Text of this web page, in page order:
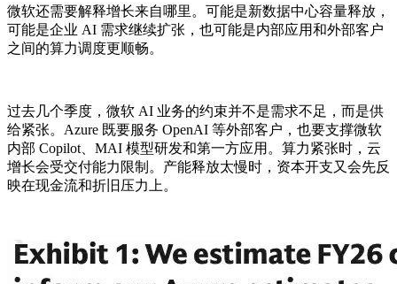
微软还需要解释增长来自哪里。可能是新数据中心容量释放，
可能是企业 AI 需求继续扩张，也可能是内部应用和外部客户
之间的算力调度更顺畅。
过去几个季度，微软 AI 业务的约束并不是需求不足，而是供
给紧张。Azure 既要服务 OpenAI 等外部客户，也要支撑微软
内部 Copilot、MAI 模型研发和第一方应用。算力紧张时，云
增长会受交付能力限制。产能释放太慢时，资本开支又会先反
映在现金流和折旧压力上。